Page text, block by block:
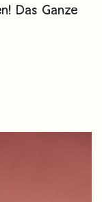
Das Ganze